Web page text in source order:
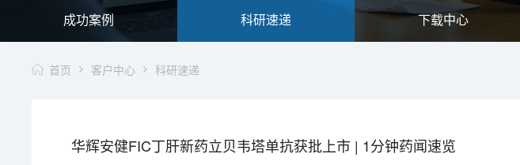
成功案例 科研速递 下载中心
首页 客户中心 科研速递
华辉安健FIC丁肝新药立贝韦塔单抗获批上市 | 1分钟药闻速览